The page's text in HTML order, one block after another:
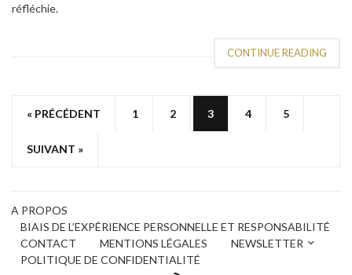
réfléchie.
CONTINUE READING
« PRÉCÉDENT 1 2 3 4 5
SUIVANT »
A PROPOS
BIAIS DE L’EXPÉRIENCE PERSONNELLE ET RESPONSABILITÉ
CONTACT
MENTIONS LÉGALES
NEWSLETTER
POLITIQUE DE CONFIDENTIALITÉ